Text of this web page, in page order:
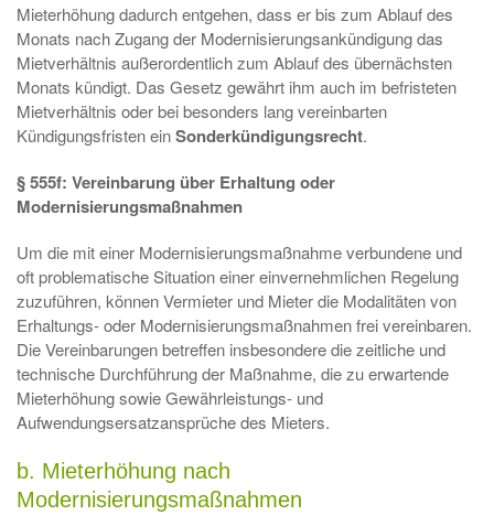
Mieterhöhung dadurch entgehen, dass er bis zum Ablauf des
Monats nach Zugang der Modernisierungsankündigung das
Mietverhältnis außerordentlich zum Ablauf des übernächsten
Monats kündigt. Das Gesetz gewährt ihm auch im befristeten
Mietverhältnis oder bei besonders lang vereinbarten
Kündigungsfristen einSonderkündigungsrecht.
§ 555f: Vereinbarung über Erhaltung oder
Modernisierungsmaßnahmen
Um die mit einer Modernisierungsmaßnahme verbundene und
oft problematische Situation einer einvernehmlichen Regelung
zuzuführen, können Vermieter und Mieter die Modalitäten von
Erhaltungs- oder Modernisierungsmaßnahmen frei vereinbaren.
Die Vereinbarungen betreffen insbesondere die zeitliche und
technische Durchführung der Maßnahme, die zu erwartende
Mieterhöhung sowie Gewährleistungs- und
Aufwendungsersatzansprüche des Mieters.
b. Mieterhöhung nach
Modernisierungsmaßnahmen